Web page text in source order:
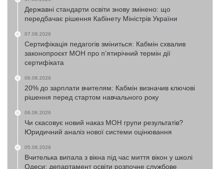
Державні стандарти освіти знову змінено: що
передбачає рішення Кабінету Міністрів України
07.08.2026
Сертифікація педагогів зміниться: Кабмін схвалив
законопроєкт МОН про п’ятирічний термін дії
сертифіката
06.08.2026
20% до зарплати вчителям: Кабмін визначив ключові
рішення перед стартом навчального року
06.08.2026
Чи скасовує новий наказ МОН групи результатів?
Юридичний аналіз нової системи оцінювання
05.08.2026
Вчителька випала з вікна під час миття вікон у школі
Одеси: департамент освіти розпочне службове